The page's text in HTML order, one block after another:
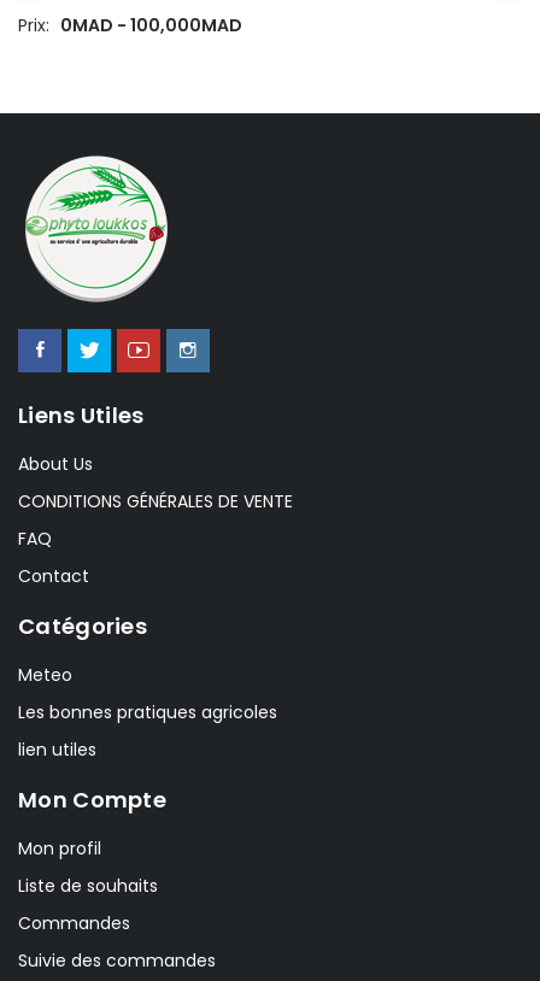
Prix: 0MAD - 100,000MAD
Liens Utiles
About Us
CONDITIONS GÉNÉRALES DE VENTE
FAQ
Contact
Catégories
Meteo
Les bonnes pratiques agricoles
lien utiles
Mon Compte
Mon profil
Liste de souhaits
Commandes
Suivie des commandes